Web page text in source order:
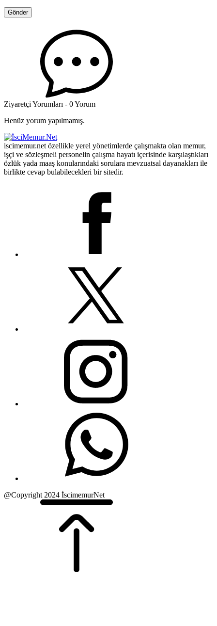
Ziyaretçi Yorumları - 0 Yorum
Henüz yorum yapılmamış.
iscimemur.net özellikle yerel yönetimlerde çalışmakta olan memur,
işçi ve sözleşmeli personelin çalışma hayatı içerisinde karşılaştıkları
özlük yada maaş konularındaki sorulara mevzuatsal dayanakları ile
birlikte cevap bulabilecekleri bir sitedir.
@Copyright 2024 İscimemurNet